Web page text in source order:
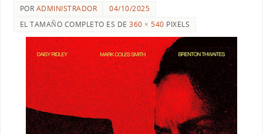
POR ADMINISTRADOR
04/10/2025
EL TAMAÑO COMPLETO ES DE360 × 540 PIXELS